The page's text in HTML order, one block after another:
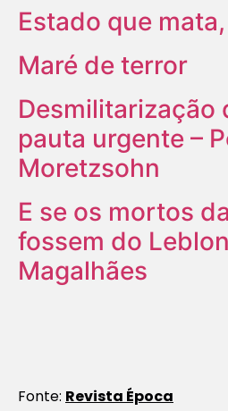
Estado que
Maré de terror
Desmilitarização
pauta urgente –
Moretzsohn
E se os mortos
fossem do
Magalhães
Fonte: Revista Época